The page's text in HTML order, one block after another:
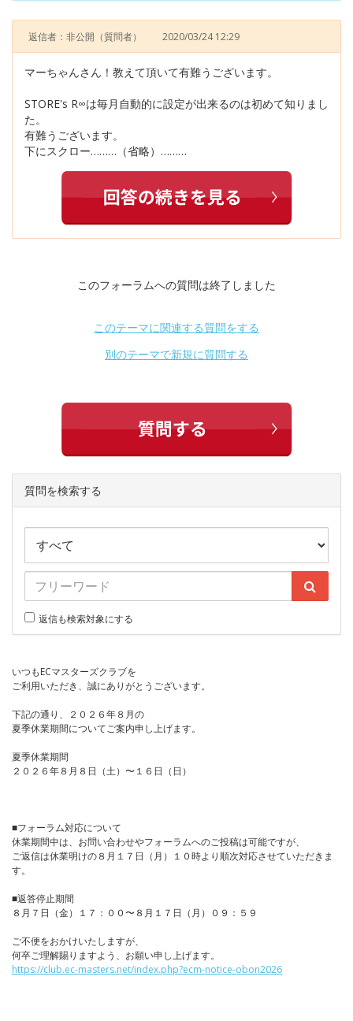
返信者：非公開 （質問者） 2020/03/24 12:29
マーちゃんさん！教えて頂いて有難うございます。
STORE's R∞は毎月自動的に設定が出来るのは初めて知りまし
た。
有難うございます。
下にスクロー………（省略）………
このフォーラムへの質問は終了しました
このテーマに関連する質問をする
別のテーマで新規に質問する
質問を検索する
返信も検索対象にする
いつもECマスターズクラブを
ご利用いただき、誠にありがとうございます。
下記の通り、２０２６年８月の
夏季休業期間についてご案内申し上げます。
夏季休業期間
２０２６年８月８日（土）〜１６日（日）
■フォーラム対応について
休業期間中は、お問い合わせやフォーラムへのご投稿は可能ですが、
ご返信は休業明けの８月１７日（月）１０時より順次対応させていただきま
す。
■返答停止期間
８月７日（金）１７：００〜８月１７日（月）０９：５９
ご不便をおかけいたしますが、
何卒ご理解賜りますよう、お願い申し上げます。
https://club.ec-masters.net/index.php?ecm-notice-obon2026